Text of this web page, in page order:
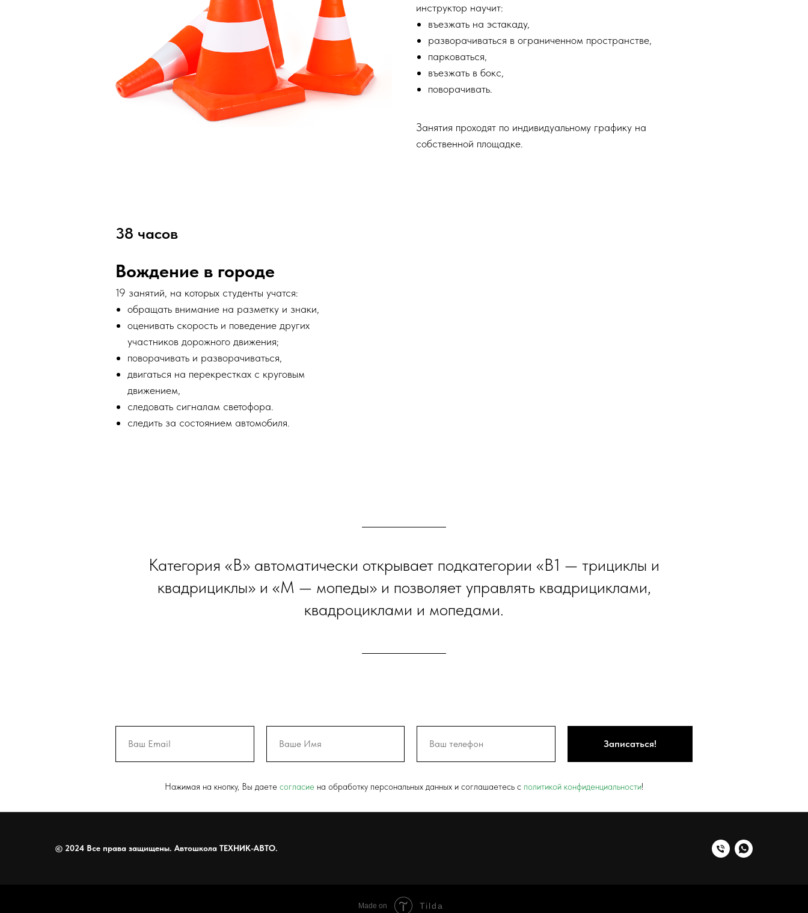
инструктор научит:
въезжать на эстакаду,
разворачиваться в ограниченном пространстве,
парковаться,
въезжать в бокс,
поворачивать.
Занятия проходят по индивидуальному графику на
собственной площадке.
38 часов
Вождение в городе
19 занятий, на которых студенты учатся:
обращать внимание на разметку и знаки,
оценивать скорость и поведение других
участников дорожного движения;
поворачивать и разворачиваться,
двигаться на перекрестках с круговым
движением,
следовать сигналам светофора.
следить за состоянием автомобиля.
Категория «В» автоматически открывает подкатегории «В1 — трициклы и
квадрициклы» и «М — мопеды» и позволяет управлять квадрициклами,
квадроциклами и мопедами.
Записаться!
Нажимая на кнопку, Вы даете согласие на обработку персональных данных и соглашаетесь с политикой конфиденциальности!
© 2024 Все права защищены. Автошкола ТЕХНИК-АВТО.
Made on Tilda